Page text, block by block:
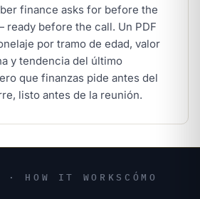
finance asks for before the
ready before the call. Un PDF
por tramo de edad, valor
y tendencia del último
que finanzas pide antes del
listo antes de la reunión.
HOW IT WORKS CÓMO